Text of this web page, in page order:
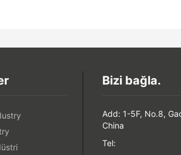
Bizi bağla.
Add: 1-5F, No.8,
China
Tel: